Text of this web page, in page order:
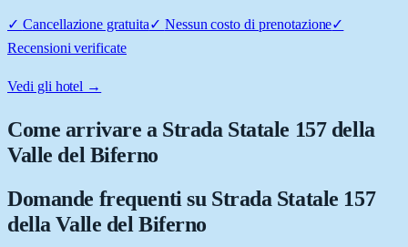
✓ Cancellazione gratuita✓ Nessun costo di prenotazione✓
Recensioni verificate
Vedi gli hotel →
Come arrivare a Strada Statale 157 della
Valle del Biferno
Domande frequenti su Strada Statale 157
della Valle del Biferno